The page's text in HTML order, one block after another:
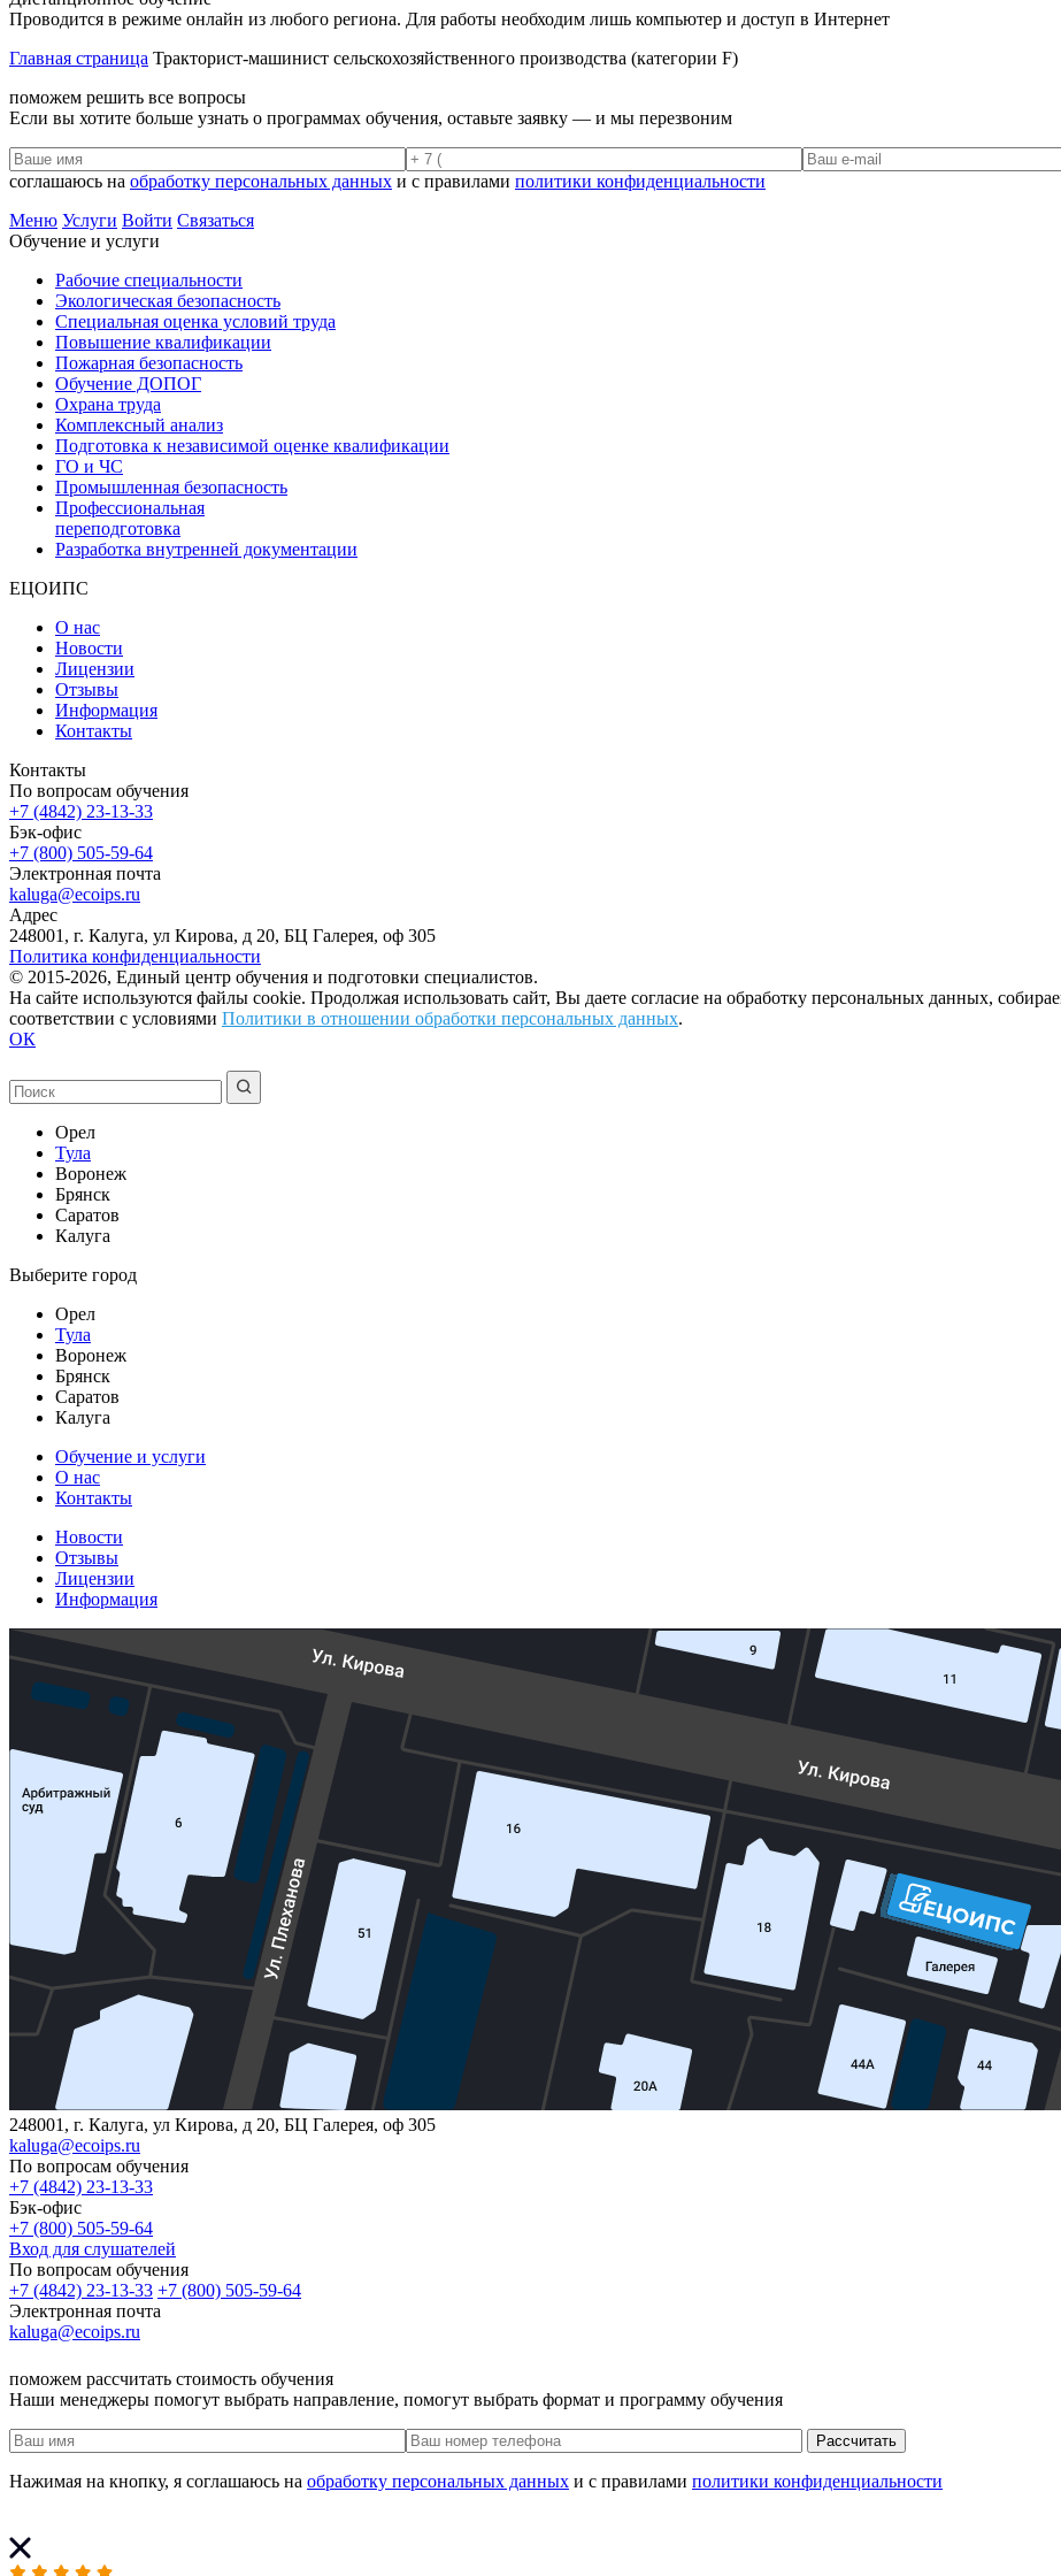
Проводится в режиме онлайн из любого региона. Для работы необходим лишь компьютер и доступ в Интернет
Главная страница Тракторист-машинист сельскохозяйственного производства (категории F)
поможем решить все вопросы
Если вы хотите больше узнать о программах обучения, оставьте заявку — и мы перезвоним
соглашаюсь на обработку персональных данных и с правилами политики конфиденциальности
Меню Услуги Войти Связаться
Обучение и услуги
Рабочие специальности
Экологическая безопасность
Специальная оценка условий труда
Повышение квалификации
Пожарная безопасность
Обучение ДОПОГ
Охрана труда
Комплексный анализ
Подготовка к независимой оценке квалификации
ГО и ЧС
Промышленная безопасность
Профессиональная
переподготовка
Разработка внутренней документации
ЕЦОИПС
О нас
Новости
Лицензии
Отзывы
Информация
Контакты
Контакты
По вопросам обучения
+7 (4842) 23-13-33
Бэк-офис
+7 (800) 505-59-64
Электронная почта
kaluga@ecoips.ru
Адрес
248001, г. Калуга, ул Кирова, д 20, БЦ Галерея, оф 305
Политика конфиденциальности
© 2015-2026, Единый центр обучения и подготовки специалистов.
На сайте используются файлы cookie. Продолжая использовать сайт, Вы даете согласие на обработку персональных данных,
соответствии с условиями Политики в отношении обработки персональных данных.
ОК
Орел
Тула
Воронеж
Брянск
Саратов
Калуга
Выберите город
Орел
Тула
Воронеж
Брянск
Саратов
Калуга
Обучение и услуги
О нас
Контакты
Новости
Отзывы
Лицензии
Информация
248001, г. Калуга, ул Кирова, д 20, БЦ Галерея, оф 305
kaluga@ecoips.ru
По вопросам обучения
+7 (4842) 23-13-33
Бэк-офис
+7 (800) 505-59-64
Вход для слушателей
По вопросам обучения
+7 (4842) 23-13-33 +7 (800) 505-59-64
Электронная почта
kaluga@ecoips.ru
поможем рассчитать стоимость обучения
Наши менеджеры помогут выбрать направление, помогут выбрать формат и программу обучения
Рассчитать
Нажимая на кнопку, я соглашаюсь на обработку персональных данных и с правилами политики конфиденциальности